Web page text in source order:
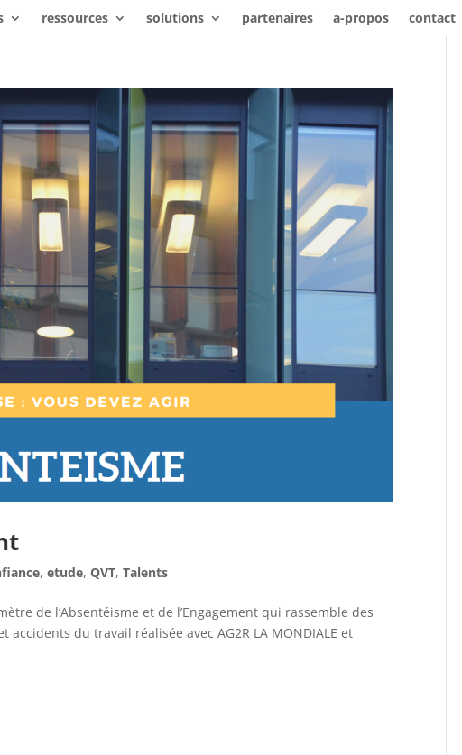
ressources solutions partenaires a-propos contact
,etude,QVT,Talents
de l’Absentéisme et de l’Engagement qui rassemble des
du travail réalisée avec AG2R LA MONDIALE et